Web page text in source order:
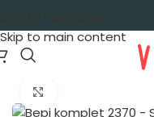
Skip to main content